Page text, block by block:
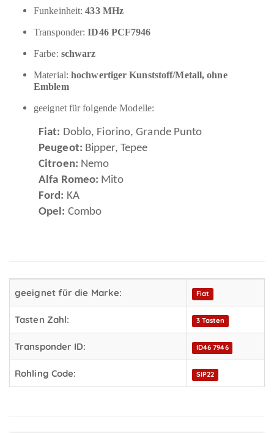
Funkeinheit:433 MHz
Transponder: ID46 PCF7946
Farbe: schwarz
Material: hochwertiger Kunststoff/Metall, ohne
Emblem
geeignet für folgende Modelle:
Fiat: Doblo, Fiorino, Grande Punto
Peugeot: Bipper, Tepee
Citroen: Nemo
Alfa Romeo: Mito
Ford: KA
Opel: Combo
geeignet für die Marke: Fiat
Tasten Zahl: 3 Tasten
Transponder ID: ID46 7946
Rohling Code: SIP22